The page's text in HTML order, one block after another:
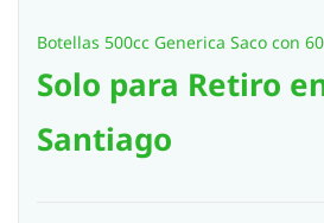
Botellas 500cc Generica Saco con
Solo para Retiro
Santiago